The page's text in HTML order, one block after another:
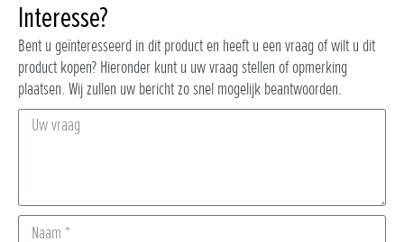
Interesse?
Bent u geïnteresseerd in dit product en heeft u een vraag of wilt u dit
product kopen? Hieronder kunt u uw vraag stellen of opmerking
plaatsen. Wij zullen uw bericht zo snel mogelijk beantwoorden.